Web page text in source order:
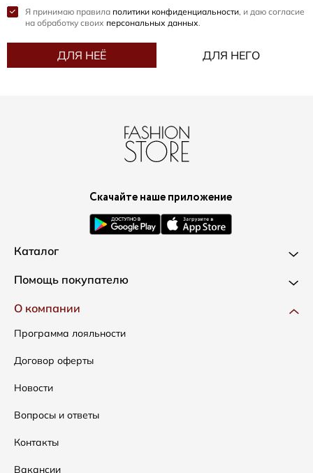
Я принимаю правила политики конфиденциальности, и даю согласие
на обработку своих персональных данных.
ДЛЯ НЕЁ ДЛЯ НЕГО
Скачайте наше приложение
Каталог
Новинки
Одежда
Сумки
Аксессуары
Распродажа
Подарочные сертификаты
Помощь покупателю
Доставка и оплата
Как оформить заказ
Условия возвратов
Таблица размеров
Уход за одеждой
О компании
Программа лояльности
Договор оферты
Новости
Вопросы и ответы
Контакты
Вакансии